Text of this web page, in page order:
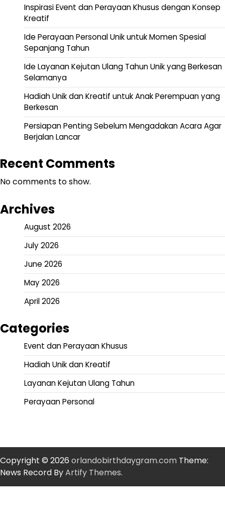
Inspirasi Event dan Perayaan Khusus dengan Konsep
Kreatif
Ide Perayaan Personal Unik untuk Momen Spesial
Sepanjang Tahun
Ide Layanan Kejutan Ulang Tahun Unik yang Berkesan
Selamanya
Hadiah Unik dan Kreatif untuk Anak Perempuan yang
Berkesan
Persiapan Penting Sebelum Mengadakan Acara Agar
Berjalan Lancar
Recent Comments
No comments to show.
Archives
August 2026
July 2026
June 2026
May 2026
April 2026
Categories
Event dan Perayaan Khusus
Hadiah Unik dan Kreatif
Layanan Kejutan Ulang Tahun
Perayaan Personal
Copyright © 2026 orlandobirthdaygram.com Theme:
News Record ByArtify Themes.